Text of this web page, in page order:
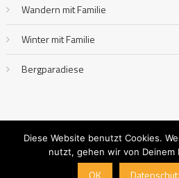
Wandern mit Familie
Winter mit Familie
Bergparadiese
Outdoor mit Familie|Editorial
Diese Website benutzt Cookies.
nutzt, gehen wir von Deinem
OK